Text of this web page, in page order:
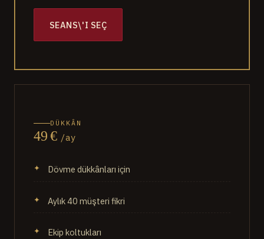
SEANS\'I SEÇ
DÜKKÂN
49 € /ay
Dövme dükkânları için
Aylık 40 müşteri fikri
Ekip koltukları